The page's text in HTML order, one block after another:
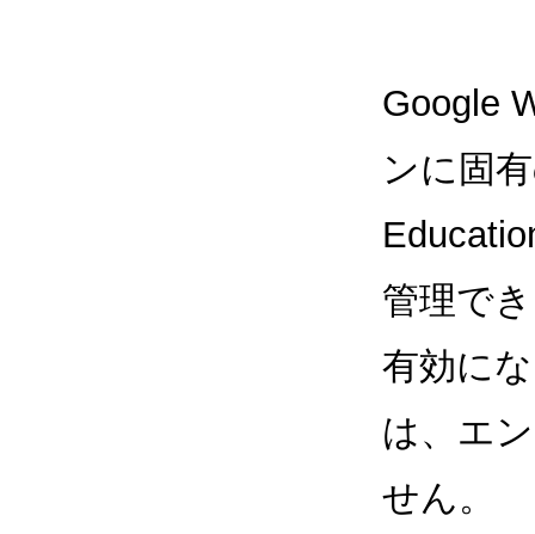
Google
ンに固
管理で
有効に
は、エ
せん。